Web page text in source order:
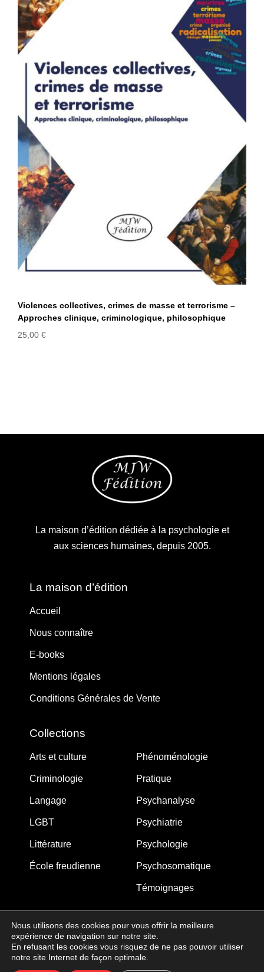
Violences collectives, crimes de
masse et terrorisme – Approches
clinique, criminologique,
philosophique
Violences collectives, crimes de masse et terrorisme –
Approches clinique, criminologique, philosophique
25,00 €
La maison d’édition dédiée à la psychologie et
aux sciences humaines, depuis 2005.
La maison d’édition
Accueil
Nous connaître
E-books
Mentions légales
Conditions Générales de Vente
Collections
Arts et culture
Criminologie
Langage
LGBT
Littérature
École freudienne
Phénoménologie
Pratique
Psychanalyse
Psychiatrie
Psychologie
Psychosomatique
Témoignages
MJW-FEDITION.COM © 2005-2025 – La Gouberdière
14710 Saint-Martin de Blagny
Nous utilisons des cookies pour vous offrir la meilleure
expérience de navigation sur notre site.
En refusant les cookies vous risquez de ne pas pouvoir utiliser
notre site Internet de façon optimale.